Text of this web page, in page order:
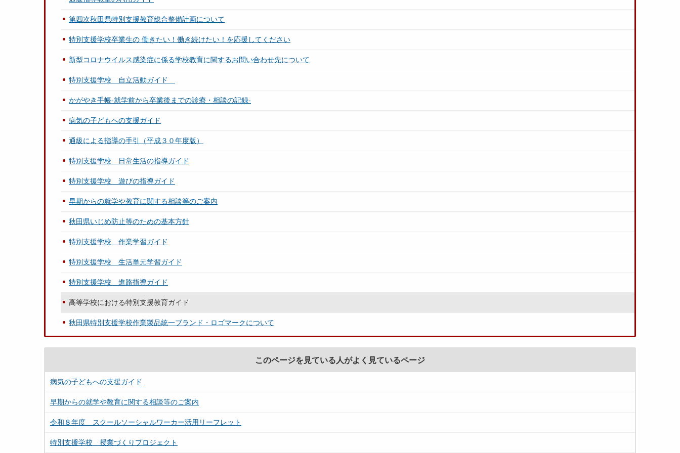
第四次秋田県特別支援教育総合整備計画について
特別支援学校卒業生の 働きたい！働き続けたい！を応援してください
新型コロナウイルス感染症に係る学校教育に関するお問い合わせ先について
特別支援学校 自立活動ガイド
かがやき手帳-就学前から卒業後までの診療・相談の記録-
病気の子どもへの支援ガイド
通級による指導の手引（平成３０年度版）
特別支援学校 日常生活の指導ガイド
特別支援学校 遊びの指導ガイド
早期からの就学や教育に関する相談等のご案内
秋田県いじめ防止等のための基本方針
特別支援学校 作業学習ガイド
特別支援学校 生活単元学習ガイド
特別支援学校 進路指導ガイド
高等学校における特別支援教育ガイド
秋田県特別支援学校作業製品統一ブランド・ロゴマークについて
このページを見ている人がよく見ているページ
病気の子どもへの支援ガイド
早期からの就学や教育に関する相談等のご案内
令和８年度 スクールソーシャルワーカー活用リーフレット
特別支援学校 授業づくりプロジェクト